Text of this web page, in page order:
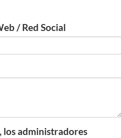
/ Red Social
los administradores